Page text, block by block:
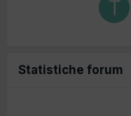
Statistiche forum